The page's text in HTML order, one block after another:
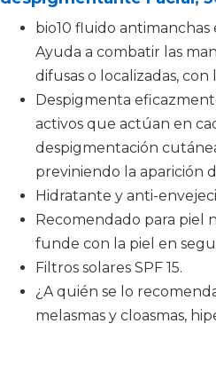
bio10 fluido
Ayuda a combatir las
difusas o localizadas,
Despigmenta
activos que actúan en
despigmentación
previniendo la aparición
Hidratante y anti-
Recomendado para piel
funde con la piel en
Filtros solares SPF 15.
¿A quién se lo
melasmas y cloasmas,